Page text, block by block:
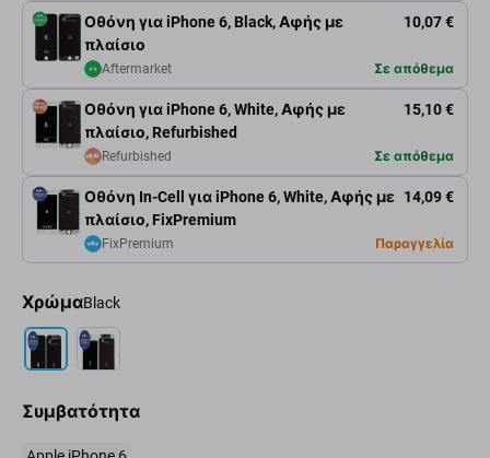
Οθόνη για iPhone 6, Black, Αφής με
πλαίσιο
10,07 €
Aftermarket Σε απόθεμα
Οθόνη για iPhone 6, White, Αφής με
πλαίσιο, Refurbished
15,10 €
Refurbished Σε απόθεμα
Οθόνη In-Cell για iPhone 6, White, Αφής με
πλαίσιο, FixPremium
14,09 €
FixPremium Παραγγελία
ΧρώμαBlack
Συμβατότητα